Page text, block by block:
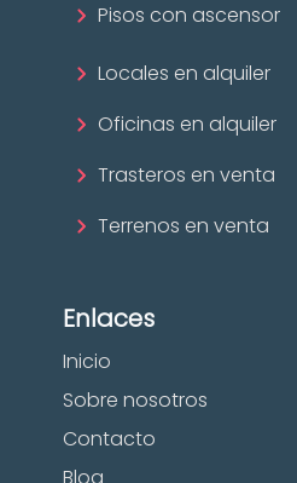
Pisos con ascensor
Locales en alquiler
Oficinas en alquiler
Trasteros en venta
Terrenos en venta
Enlaces
Inicio
Sobre nosotros
Contacto